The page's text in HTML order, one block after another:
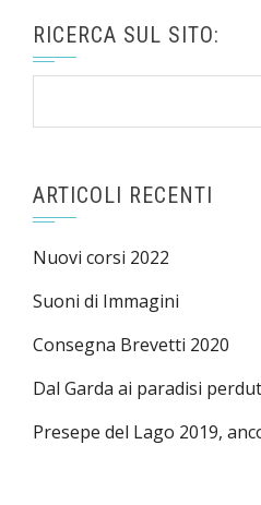
RICERCA SUL SITO:
ARTICOLI RECENTI
Nuovi corsi 2022
Suoni di Immagini
Consegna Brevetti 2020
Dal Garda ai paradisi
Presepe del Lago 2019,